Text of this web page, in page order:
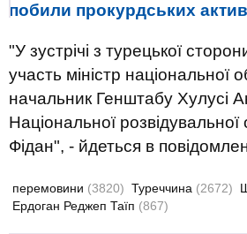
побили прокурдських
"У зустрічі з турецької
участь міністр національної
начальник Генштабу Хулусі
Національної розвідувальної
Фідан", - йдеться в
перемовини (3820) Туреччина (2672)
Ердоган Реджеп Таїп (867)